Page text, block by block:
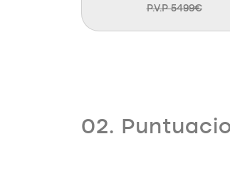
P.V.P 5499€
02.